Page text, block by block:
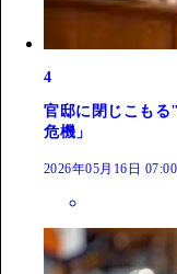
4
官邸に閉じこも
危機」
2026年05月16日 07:00